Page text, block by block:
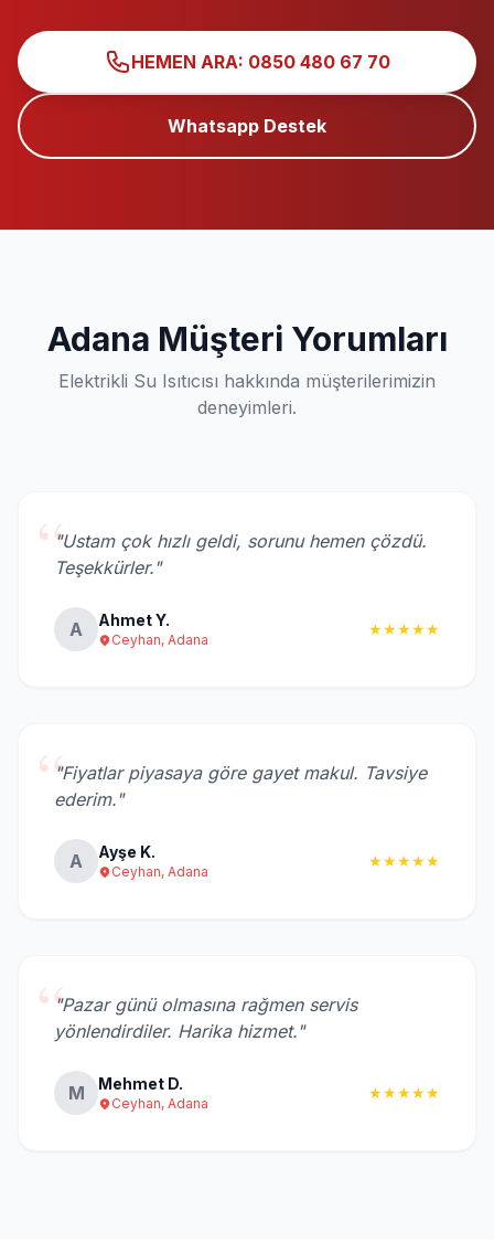
HEMEN ARA: 0850 480 67 70
Whatsapp Destek
Adana Müşteri Yorumları
Elektrikli Su Isıtıcısı hakkında müşterilerimizin
deneyimleri.
“"Ustam çok hızlı geldi, sorunu hemen çözdü.
Teşekkürler."
A Ahmet Y.
Ceyhan, Adana
★★★★★
“"Fiyatlar piyasaya göre gayet makul. Tavsiye
ederim."
A Ayşe K.
Ceyhan, Adana
★★★★★
“"Pazar günü olmasına rağmen servis
yönlendirdiler. Harika hizmet."
M Mehmet D.
Ceyhan, Adana
★★★★★